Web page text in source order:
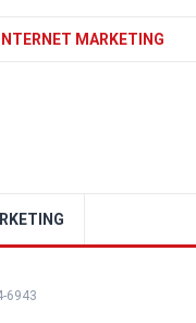
MARKETING
6943